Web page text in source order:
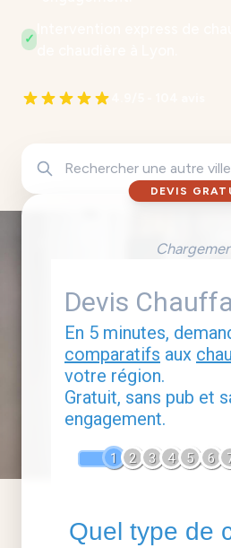
✓
DEVIS
Devis
En 5 minutes,
comparatifs aux
votre région.
Gratuit, sans pub et
engagement.
1 2 3 4 5 6
Quel type de